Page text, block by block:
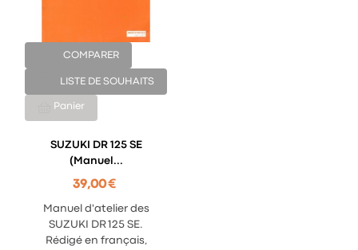
COMPARER
LISTE DE SOUHAITS
Panier
SUZUKI DR 125 SE
(Manuel...
39,00 €
Manuel d'atelier des
SUZUKI DR 125 SE.
Rédigé en français,